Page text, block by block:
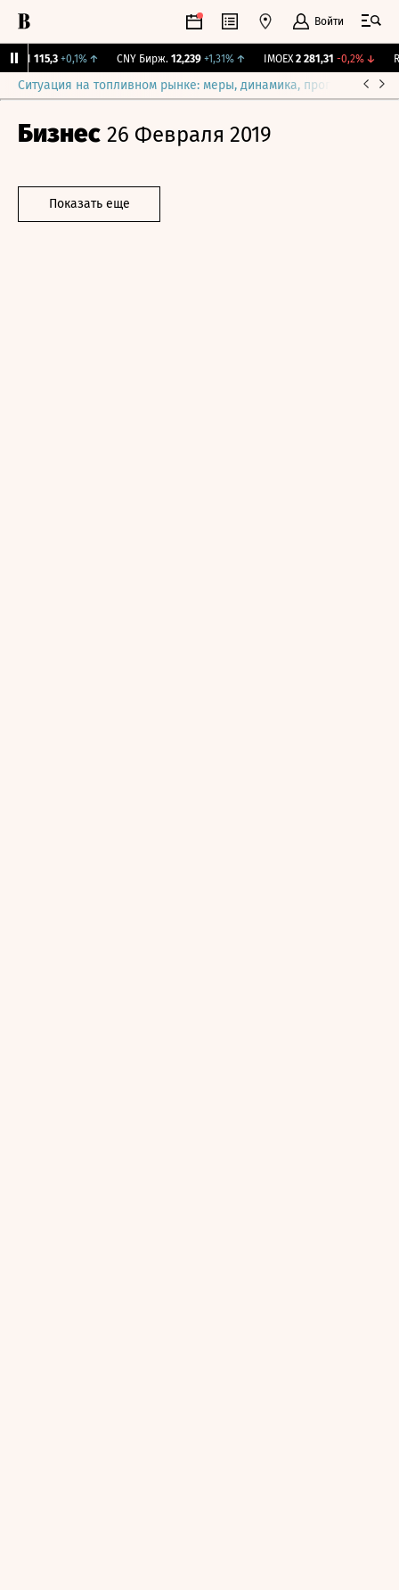
Войти
115,3 +0,1% ↑ CNY Бирж. 12,239 +1,31% ↑ IMOEX 2 281,31 -0,2%↓
Ситуация на топливном рынке: меры, динамика, прогнозы
Бизнес 26 Февраля 2019
Показать еще